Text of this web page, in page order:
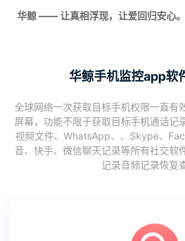
华鲸 —— 让真相浮现，让爱回归安心。
华鲸手机监控app软
全球网络一次获取目标手机权限一直有
屏幕，功能不限于获取目标手机通话记
视频文件、WhatsApp、、Skype、
音、快手、微信聊天记录等所有社交软
记录音频记录恢复